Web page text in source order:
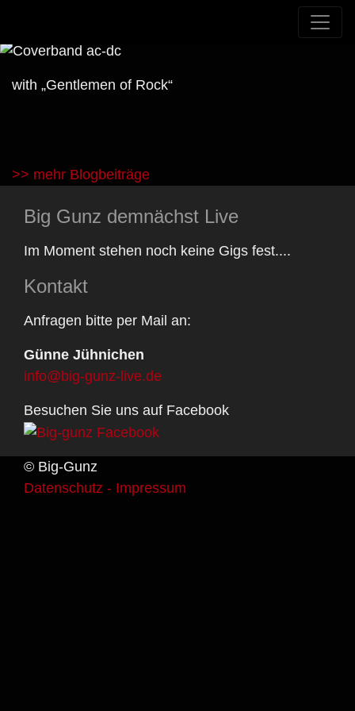
with „Gentlemen of Rock“
>> mehr Blogbeiträge
Big Gunz demnächst Live
Im Moment stehen noch keine Gigs fest....
Kontakt
Anfragen bitte per Mail an:
Günne Jühnichen
info@big-gunz-live.de
Besuchen Sie uns auf Facebook
© Big-Gunz
Datenschutz - Impressum